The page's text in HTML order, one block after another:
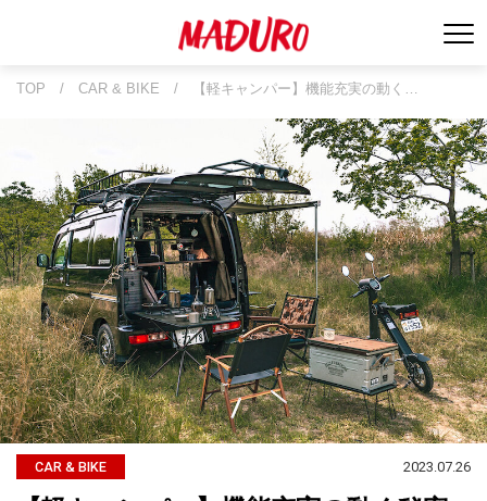
TOP / CAR & BIKE / 【軽キャンパー】機能充実の動く…
CAR & BIKE 2023.07.26